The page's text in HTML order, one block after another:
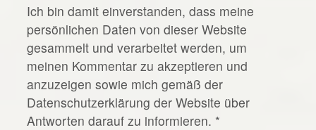
*
Ich bin damit einverstanden, dass meine
persönlichen Daten von dieser Website
gesammelt und verarbeitet werden, um
meinen Kommentar zu akzeptieren und
anzuzeigen sowie mich gemäß der
Datenschutzerklärung der Website über
Antworten darauf zu informieren. *